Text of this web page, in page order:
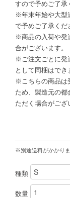
すので予めご了承
※年末年始や大型
で予めご了承くだ
※商品の入荷や発
合がございます。
※ご注文ごとに発
として同梱はでき
※こちらの商品は
ため、製造元の
ただく場合がご
※別途送料がかかりま
種類
数量